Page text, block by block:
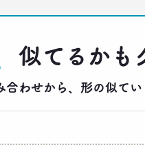
似てるかも
わせから、形の似て